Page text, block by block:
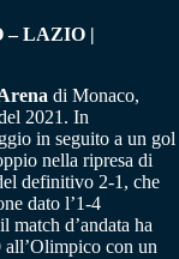
– LAZIO |
di Monaco,
2021. In
in seguito a un gol
nella ripresa di
definitivo 2-1, che
dato l’1-4
match d’andata ha
all’Olimpico con un